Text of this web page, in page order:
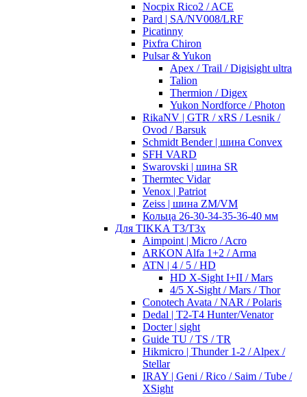
Nocpix Rico2 / ACE
Pard | SA/NV008/LRF
Picatinny
Pixfra Chiron
Pulsar & Yukon
Apex / Trail / Digisight ultra
Talion
Thermion / Digex
Yukon Nordforce / Photon
RikaNV | GTR / xRS / Lesnik /
Ovod / Barsuk
Schmidt Bender | шина Convex
SFH VARD
Swarovski | шина SR
Thermtec Vidar
Venox | Patriot
Zeiss | шина ZM/VM
Кольца 26-30-34-35-36-40 мм
Для TIKKA T3/T3x
Aimpoint | Micro / Acro
ARKON Alfa 1+2 / Arma
ATN | 4 / 5 / HD
HD X-Sight I+II / Mars
4/5 X-Sight / Mars / Thor
Conotech Avata / NAR / Polaris
Dedal | T2-T4 Hunter/Venator
Docter | sight
Guide TU / TS / TR
Hikmicro | Thunder 1-2 / Alpex /
Stellar
IRAY | Geni / Rico / Saim / Tube /
XSight